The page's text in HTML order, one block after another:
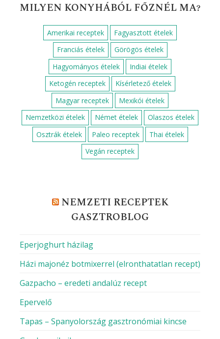
MILYEN KONYHÁBÓL FŐZNÉL MA?
Amerikai receptek
Fagyasztott ételek
Franciás ételek
Görögös ételek
Hagyományos ételek
Indiai ételek
Ketogén receptek
Kísérletező ételek
Magyar receptek
Mexikói ételek
Nemzetközi ételek
Német ételek
Olaszos ételek
Osztrák ételek
Paleo receptek
Thai ételek
Vegán receptek
NEMZETI RECEPTEK
GASZTROBLOG
Eperjoghurt házilag
Házi majonéz botmixerrel (elronthatatlan recept)
Gazpacho – eredeti andalúz recept
Epervelő
Tapas – Spanyolország gasztronómiai kincse